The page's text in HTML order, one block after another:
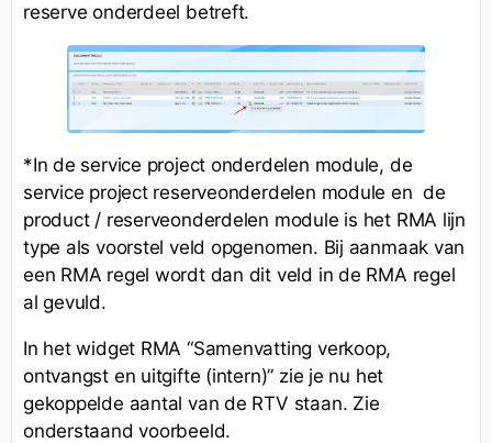
reserve onderdeel betreft.
*In de service project onderdelen module, de
service project reserveonderdelen module en de
product / reserveonderdelen module is het RMA lijn
type als voorstel veld opgenomen. Bij aanmaak van
een RMA regel wordt dan dit veld in de RMA regel
al gevuld.
In het widget RMA “Samenvatting verkoop,
ontvangst en uitgifte (intern)” zie je nu het
gekoppelde aantal van de RTV staan. Zie
onderstaand voorbeeld.